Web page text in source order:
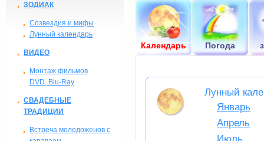
ЗОДИАК
Созвездия и мифы
Лунный календарь
ВИДЕО
Монтаж фильмов
DVD, Blu-Ray
СВАДЕБНЫЕ
ТРАДИЦИИ
Встреча молодоженов с
Календарь Погода
Лунный
Январь
Апрель